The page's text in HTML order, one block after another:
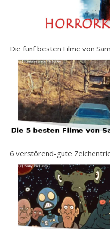
Die fünf besten Filme von
6 verstörend-gute